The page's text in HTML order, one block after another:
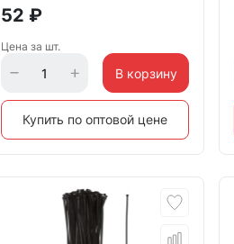
52 ₽
Цена за шт.
В корзину
Купить по оптовой цене